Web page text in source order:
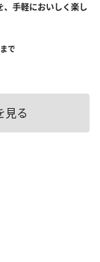
、手軽においしく楽し
で
見る